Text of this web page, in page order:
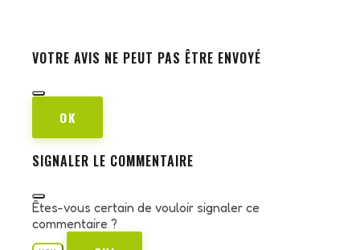
VOTRE AVIS NE PEUT PAS ÊTRE ENVOYÉ
OK
SIGNALER LE COMMENTAIRE
Êtes-vous certain de vouloir signaler ce
commentaire ?